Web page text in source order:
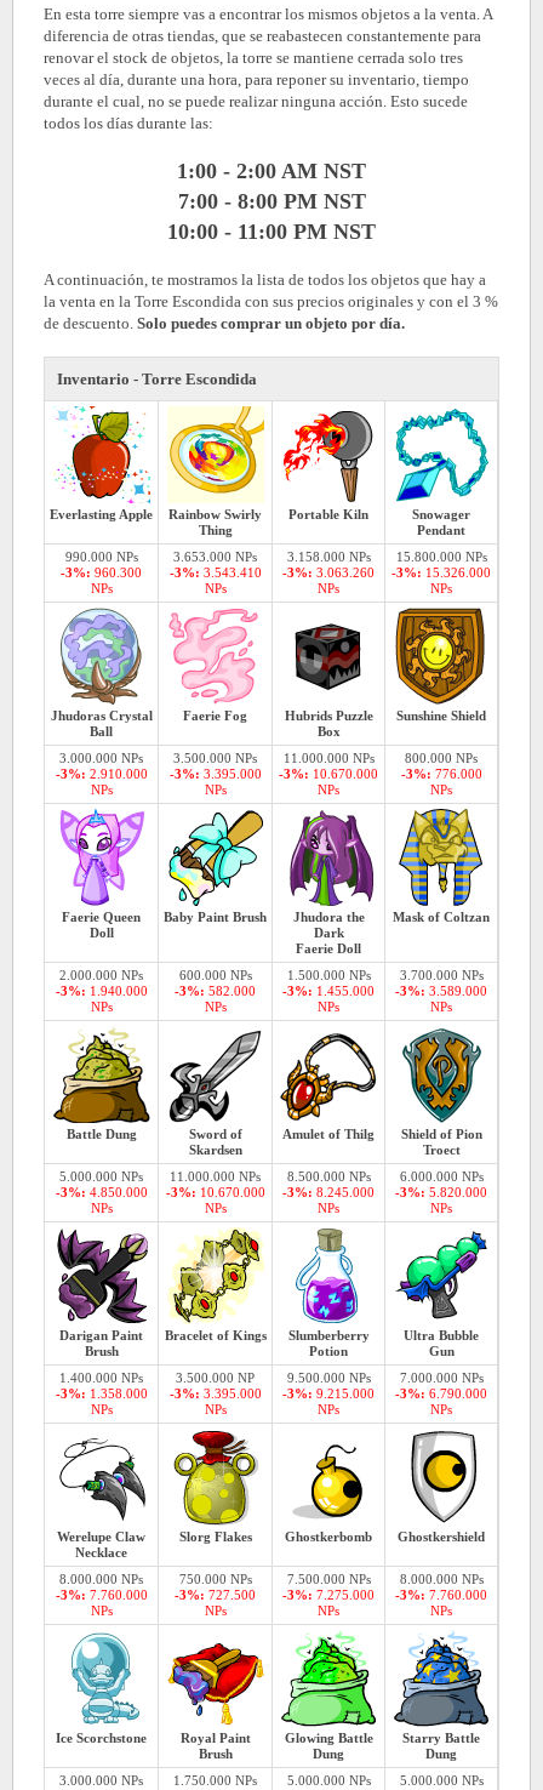
En esta torre siempre vas a encontrar los mismos objetos a la venta. A
diferencia de otras tiendas, que se reabastecen constantemente para
renovar el stock de objetos, la torre se mantiene cerrada solo tres
veces al día, durante una hora, para reponer su inventario, tiempo
durante el cual, no se puede realizar ninguna acción. Esto sucede
todos los días durante las:
1:00 - 2:00 AM NST
7:00 - 8:00 PM NST
10:00 - 11:00 PM NST
A continuación, te mostramos la lista de todos los objetos que hay a
la venta en la Torre Escondida con sus precios originales y con el 3 %
de descuento. Solo puedes comprar un objeto por día.
Inventario - Torre Escondida
Everlasting Apple
Rainbow Swirly
Thing
Portable Kiln
Snowager
Pendant
990.000 NPs
-3%: 960.300
NPs
3.653.000 NPs
-3%: 3.543.410
NPs
3.158.000 NPs
-3%: 3.063.260
NPs
15.800.000 NPs
-3%: 15.326.000
NPs
Jhudoras Crystal
Ball
Faerie Fog
Hubrids Puzzle
Box
Sunshine Shield
3.000.000 NPs
-3%: 2.910.000
NPs
3.500.000 NPs
-3%: 3.395.000
NPs
11.000.000 NPs
-3%: 10.670.000
NPs
800.000 NPs
-3%: 776.000
NPs
Faerie Queen
Doll
Baby Paint Brush
Jhudora the
Dark
Faerie Doll
Mask of Coltzan
2.000.000 NPs
-3%: 1.940.000
NPs
600.000 NPs
-3%: 582.000
NPs
1.500.000 NPs
-3%: 1.455.000
NPs
3.700.000 NPs
-3%: 3.589.000
NPs
Battle Dung
Sword of
Skardsen
Amulet of Thilg
Shield of Pion
Troect
5.000.000 NPs
-3%: 4.850.000
NPs
11.000.000 NPs
-3%: 10.670.000
NPs
8.500.000 NPs
-3%: 8.245.000
NPs
6.000.000 NPs
-3%: 5.820.000
NPs
Darigan Paint
Brush
Bracelet of Kings
Slumberberry
Potion
Ultra Bubble
Gun
1.400.000 NPs
-3%: 1.358.000
NPs
3.500.000 NP
-3%: 3.395.000
NPs
9.500.000 NPs
-3%: 9.215.000
NPs
7.000.000 NPs
-3%: 6.790.000
NPs
Werelupe Claw
Necklace
Slorg Flakes Ghostkerbomb Ghostkershield
8.000.000 NPs
-3%: 7.760.000
NPs
750.000 NPs
-3%: 727.500
NPs
7.500.000 NPs
-3%: 7.275.000
NPs
8.000.000 NPs
-3%: 7.760.000
NPs
Ice Scorchstone
Royal Paint
Brush
Glowing Battle
Dung
Starry Battle
Dung
3.000.000 NPs
1.750.000 NPs
5.000.000 NPs
5.000.000 NPs